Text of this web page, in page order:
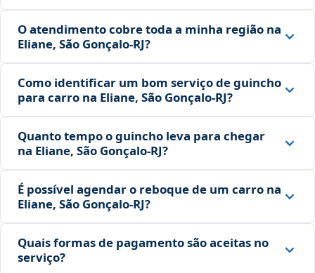
O atendimento cobre toda a minha região na
Eliane, São Gonçalo‑RJ?
Como identificar um bom serviço de guincho
para carro na Eliane, São Gonçalo‑RJ?
Quanto tempo o guincho leva para chegar
na Eliane, São Gonçalo‑RJ?
É possível agendar o reboque de um carro na
Eliane, São Gonçalo‑RJ?
Quais formas de pagamento são aceitas no
serviço?